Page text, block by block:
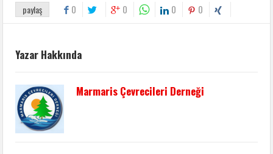
paylaş 0 0 0 0
Yazar Hakkında
Marmaris Çevrecileri Derneği